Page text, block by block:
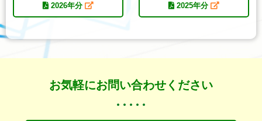
2026年分 2025年分
お気軽にお問い合わせください